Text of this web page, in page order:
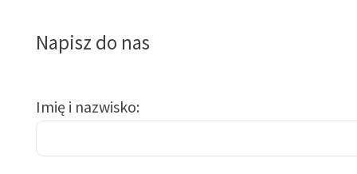
Napisz do nas
Imię i nazwisko